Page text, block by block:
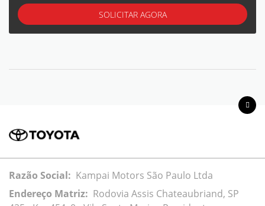
SOLICITAR AGORA
Razão Social: Kampai Motors São Paulo Ltda
Endereço Matriz: Rodovia Assis Chateaubriand, SP